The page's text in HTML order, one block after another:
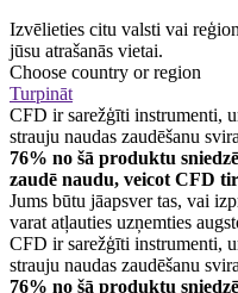
Izvēlieties citu valsti vai
jūsu atrašanās vietai.
Choose country or region
Turpināt
CFD ir sarežģīti instrumenti,
strauju naudas zaudēšanu
76% no šā produktu
zaudē naudu, veicot CFD
Jums būtu jāapsver tas, vai
varat atļauties uzņemties
CFD ir sarežģīti instrumenti,
strauju naudas zaudēšanu
76% no šā produktu